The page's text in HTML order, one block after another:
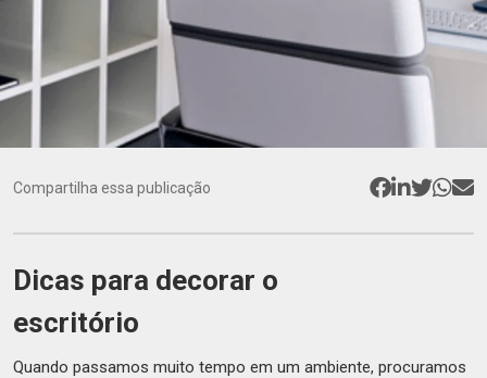
Compartilha essa publicação
Dicas para decorar o
escritório
Quando passamos muito tempo em um ambiente, procuramos